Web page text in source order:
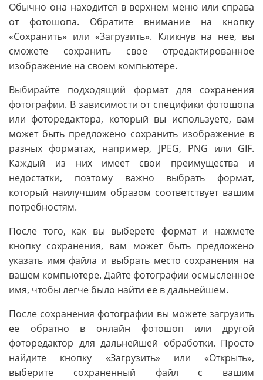
Обычно она находится в верхнем меню или справа
от фотошопа. Обратите внимание на кнопку
«Сохранить» или «Загрузить». Кликнув на нее, вы
сможете сохранить свое отредактированное
изображение на своем компьютере.
Выбирайте подходящий формат для сохранения
фотографии. В зависимости от специфики фотошопа
или фоторедактора, который вы используете, вам
может быть предложено сохранить изображение в
разных форматах, например, JPEG, PNG или GIF.
Каждый из них имеет свои преимущества и
недостатки, поэтому важно выбрать формат,
который наилучшим образом соответствует вашим
потребностям.
После того, как вы выберете формат и нажмете
кнопку сохранения, вам может быть предложено
указать имя файла и выбрать место сохранения на
вашем компьютере. Дайте фотографии осмысленное
имя, чтобы легче было найти ее в дальнейшем.
После сохранения фотографии вы можете загрузить
ее обратно в онлайн фотошоп или другой
фоторедактор для дальнейшей обработки. Просто
найдите кнопку «Загрузить» или «Открыть»,
выберите сохраненный файл с вашим